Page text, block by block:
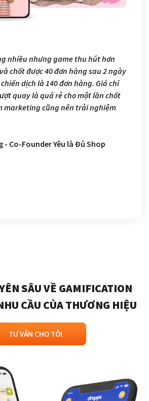
nhiều nhưng game thu hút hơn
chốt được 40 đơn hàng sau 2 ngày
dịch là 140 đơn hàng. Giá chỉ
quay là quá rẻ cho một lần chốt
marketing cũng nên trải nghiệm
- Co-Founder Yêu là Đủ Shop
SÂU VỀ GAMIFICATION
CẦU CỦA THƯƠNG HIỆU
TƯ VẤN CHO TÔI